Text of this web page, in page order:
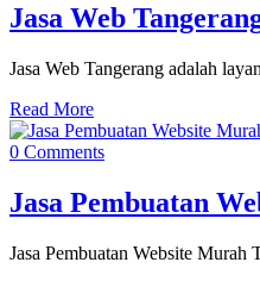
Jasa Web
Jasa Web Tangerang adalah
Read More
0 Comments
Jasa Pembuatan
Jasa Pembuatan Website Murah